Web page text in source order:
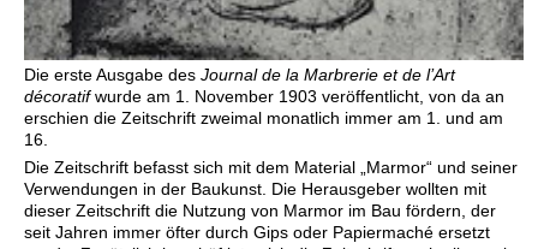
Die erste Ausgabe des Journal de la Marbrerie et de l’Art
décoratifwurde am 1. November 1903 veröffentlicht, von da an
erschien die Zeitschrift zweimal monatlich immer am 1. und am
16.
Die Zeitschrift befasst sich mit dem Material „Marmor“ und seiner
Verwendungen in der Baukunst. Die Herausgeber wollten mit
dieser Zeitschrift die Nutzung von Marmor im Bau fördern, der
seit Jahren immer öfter durch Gips oder Papiermaché ersetzt